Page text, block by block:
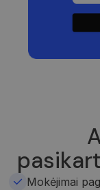
Mokėjimai